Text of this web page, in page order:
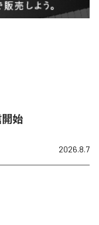
開始
2026.8.7